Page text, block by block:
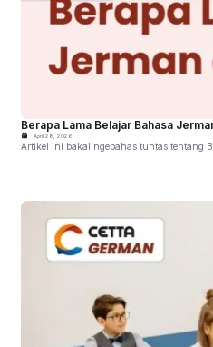
Berapa Lama Belajar Bahasa
April 28, 2026
Artikel ini bakal ngebahas tuntas tentang